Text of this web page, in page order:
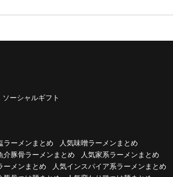
ソーシャルギフト
ラーメンまとめ
人気味噌ラーメンまとめ
介豚骨ラーメンまとめ
人気家系ラーメンまとめ
ーメンまとめ
人気インスパイア系ラーメンまとめ